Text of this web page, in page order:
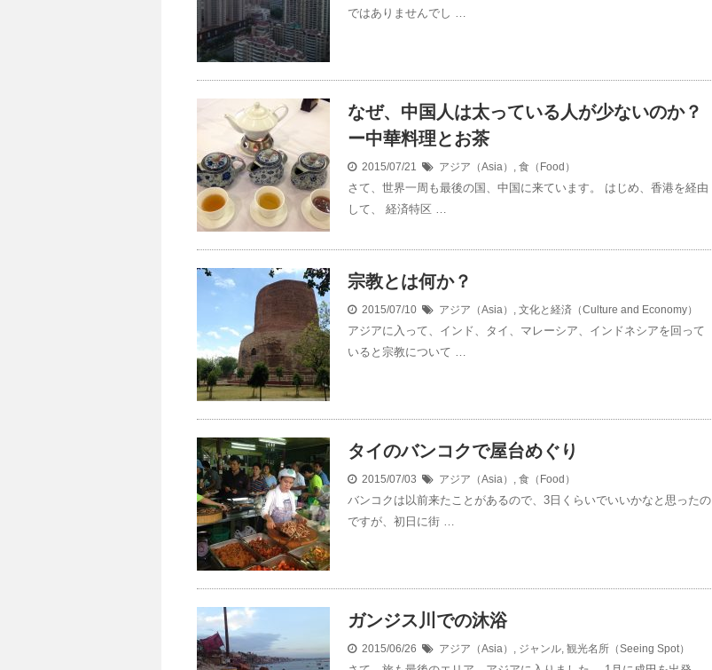
ではありませんでし …
なぜ、中国人は太っている人が少ないのか？
ー中華料理とお茶
2015/07/21 アジア（Asia） , 食（Food）
さて、世界一周も最後の国、中国に来ています。 はじめ、香港を経由
して、 経済特区 …
宗教とは何か？
2015/07/10 アジア（Asia） , 文化と経済（Culture and Economy）
アジアに入って、インド、タイ、マレーシア、インドネシアを回って
いると宗教について …
タイのバンコクで屋台めぐり
2015/07/03 アジア（Asia） , 食（Food）
バンコクは以前来たことがあるので、3日くらいでいいかなと思ったの
ですが、初日に街 …
ガンジス川での沐浴
2015/06/26 アジア（Asia） , ジャンル, 観光名所（Seeing Spot）